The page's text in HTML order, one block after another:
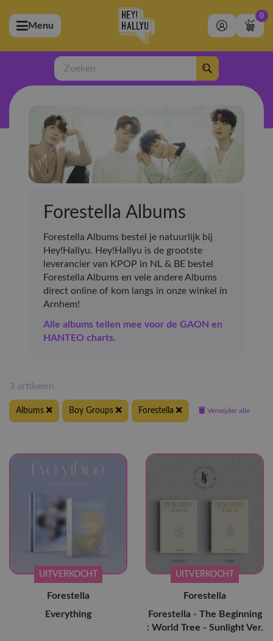
(Artiesten)
(Merchandise)
(Exclusive)
(Winkel)
Menu
0
Zoeken
Forestella Albums
Forestella Albums bestel je natuurlijk bij
Hey!Hallyu. Hey!Hallyu is de grootste
leverancier van KPOP in NL & BE bestel
Forestella Albums en vele andere Albums
direct online of kom langs in onze winkel in
Arnhem!
Alle albums tellen mee voor de GAON en
HANTEO charts.
3 artikelen
Albums Boy Groups Forestella Verwijder alle
UITVERKOCHT
Forestella
Everything
UITVERKOCHT
Forestella
Forestella - The Beginning
: World Tree - Sunlight Ver.